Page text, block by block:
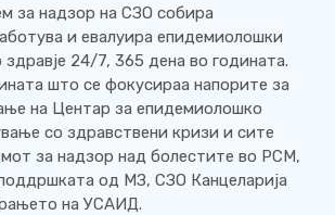
за надзор на СЗО собира
и евалуира епидемиолошки
здравје 24/7, 365 дена во годината.
што се фокусираа напорите за
на Центар за епидемиолошко
со здравствени кризи и сите
за надзор над болестите во РСМ,
од МЗ, СЗО Канцеларија
на УСАИД.